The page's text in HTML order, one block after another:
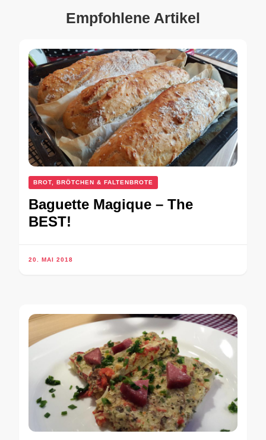
Empfohlene Artikel
BROT, BRÖTCHEN & FALTENBROTE
Baguette Magique – The
BEST!
20. MAI 2018